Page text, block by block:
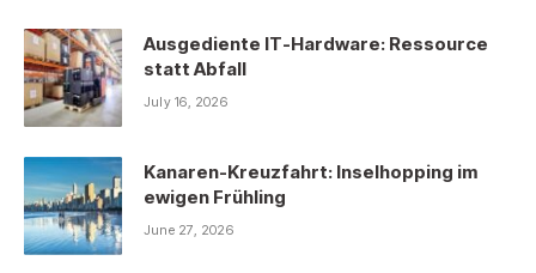
Ausgediente IT-Hardware: Ressource
statt Abfall
July 16, 2026
Kanaren-Kreuzfahrt: Inselhopping im
ewigen Frühling
June 27, 2026